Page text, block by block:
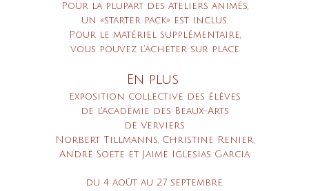
Pour la plupart des ateliers animés,
un «starter pack» est inclus.
Pour le matériel supplémentaire,
vous pouvez l’acheter sur place
En plus
Exposition collective des élèves
de l’académie des Beaux-Arts
de Verviers
Norbert Tillmanns, Christine Renier,
André Soete et Jaime Iglesias Garcia
du 4 août au 27 septembre.